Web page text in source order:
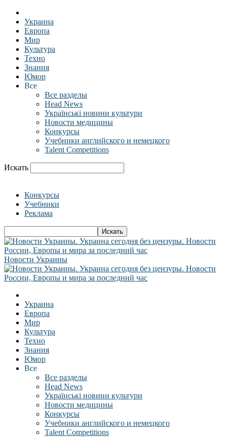
Украина
Европа
Мир
Культура
Техно
Знания
Юмор
Все
Все разделы
Head News
Українські новини культури
Новости медицины
Конкурсы
Учебники английского и немецкого
Talent Competitions
Искать
Конкурсы
Учебники
Реклама
Новости Украины
Украина
Европа
Мир
Культура
Техно
Знания
Юмор
Все
Все разделы
Head News
Українські новини культури
Новости медицины
Конкурсы
Учебники английского и немецкого
Talent Competitions